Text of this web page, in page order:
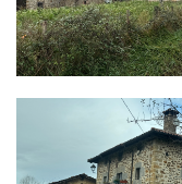
ZIARIO BASERRIA.jpg